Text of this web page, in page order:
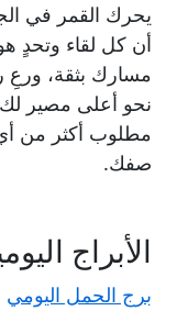
يحرك القمر في
أن كل لقاء وتحدٍ
مسارك بثقة، ورعِ
نحو أعلى مصير لك.
مطلوب أكثر من
صفك.
الأبراج
برج الحمل اليومي